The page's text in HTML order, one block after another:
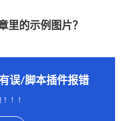
里的示例图片？
误/脚本插件报错
！！！